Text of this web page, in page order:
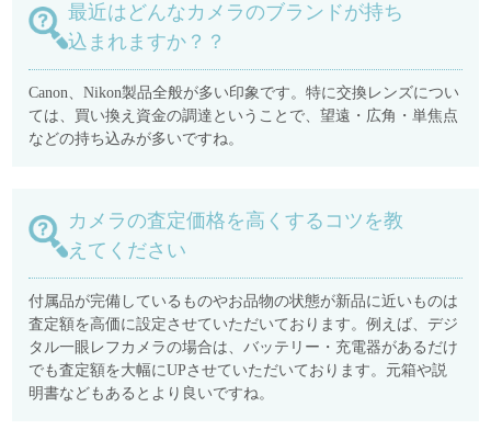
最近はどんなカメラのブランドが持ち
込まれますか？？
Canon、Nikon製品全般が多い印象です。特に交換レンズについ
ては、買い換え資金の調達ということで、望遠・広角・単焦点
などの持ち込みが多いですね。
カメラの査定価格を高くするコツを教
えてください
付属品が完備しているものやお品物の状態が新品に近いものは
査定額を高価に設定させていただいております。例えば、デジ
タル一眼レフカメラの場合は、バッテリー・充電器があるだけ
でも査定額を大幅にUPさせていただいております。元箱や説
明書などもあるとより良いですね。